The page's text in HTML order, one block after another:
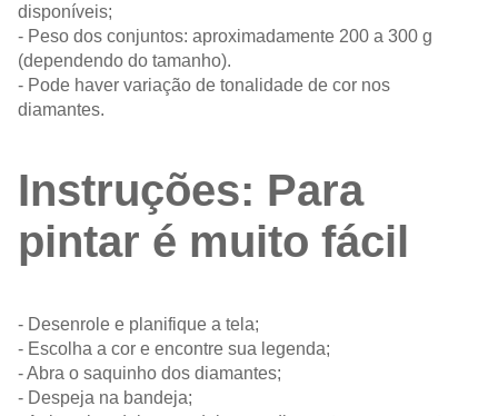
disponíveis;
- Peso dos conjuntos: aproximadamente 200 a 300 g
(dependendo do tamanho).
- Pode haver variação de tonalidade de cor nos
diamantes.
Instruções: Para
pintar é muito fácil
- Desenrole e planifique a tela;
- Escolha a cor e encontre sua legenda;
- Abra o saquinho dos diamantes;
- Despeja na bandeja;